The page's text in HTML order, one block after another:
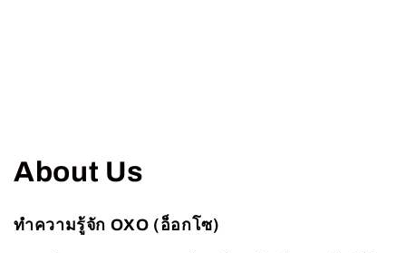
About Us
ทำความรู้จัก OXO (อ็อกโซ)